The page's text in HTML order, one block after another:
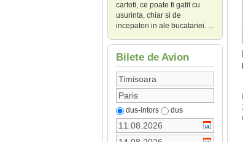
cartofi, ce poate fi gatit cu
usurinta, chiar si de
incepatori in ale bucatariei. ...
Bilete de Avion
dus-intors dus